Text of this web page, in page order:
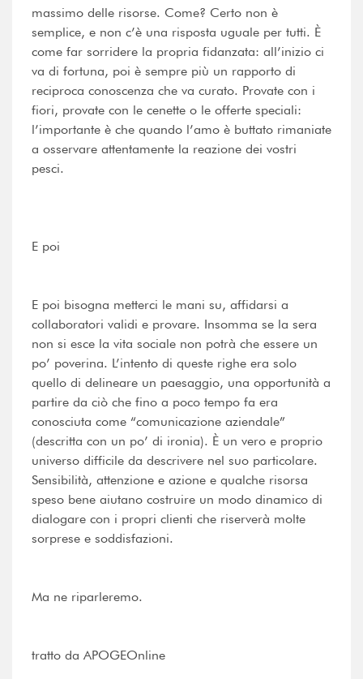
massimo delle risorse. Come? Certo non è
semplice, e non c’è una risposta uguale per tutti. È
come far sorridere la propria fidanzata: all’inizio ci
va di fortuna, poi è sempre più un rapporto di
reciproca conoscenza che va curato. Provate con i
fiori, provate con le cenette o le offerte speciali:
l’importante è che quando l’amo è buttato rimaniate
a osservare attentamente la reazione dei vostri
pesci.
E poi
E poi bisogna metterci le mani su, affidarsi a
collaboratori validi e provare. Insomma se la sera
non si esce la vita sociale non potrà che essere un
po’ poverina. L’intento di queste righe era solo
quello di delineare un paesaggio, una opportunità a
partire da ciò che fino a poco tempo fa era
conosciuta come “comunicazione aziendale”
(descritta con un po’ di ironia). È un vero e proprio
universo difficile da descrivere nel suo particolare.
Sensibilità, attenzione e azione e qualche risorsa
speso bene aiutano costruire un modo dinamico di
dialogare con i propri clienti che riserverà molte
sorprese e soddisfazioni.
Ma ne riparleremo.
tratto da APOGEOnline